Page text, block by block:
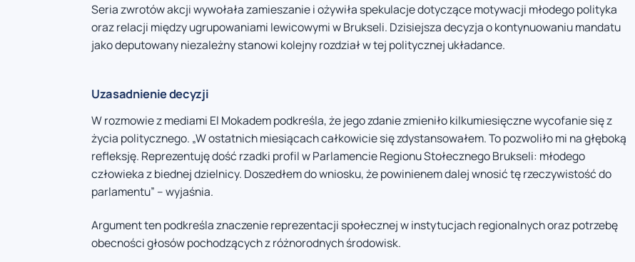
Seria zwrotów akcji wywołała zamieszanie i ożywiła spekulacje dotyczące motywacji młodego polityka
oraz relacji między ugrupowaniami lewicowymi w Brukseli. Dzisiejsza decyzja o kontynuowaniu mandatu
jako deputowany niezależny stanowi kolejny rozdział w tej politycznej układance.
Uzasadnienie decyzji
W rozmowie z mediami El Mokadem podkreśla, że jego zdanie zmieniło kilku­miesięczne wycofanie się z
życia politycznego. „W ostatnich miesiącach całkowicie się zdystansowałem. To pozwoliło mi na głęboką
refleksję. Reprezentuję dość rzadki profil w Parlamencie Regionu Stołecznego Brukseli: młodego
człowieka z biednej dzielnicy. Doszedłem do wniosku, że powinienem dalej wnosić tę rzeczywistość do
parlamentu” – wyjaśnia.
Argument ten podkreśla znaczenie reprezentacji społecznej w instytucjach regionalnych oraz potrzebę
obecności głosów pochodzących z różnorodnych środowisk.